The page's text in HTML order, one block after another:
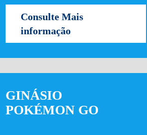
Consulte Mais
informação
GINÁSIO
POKÉMON GO